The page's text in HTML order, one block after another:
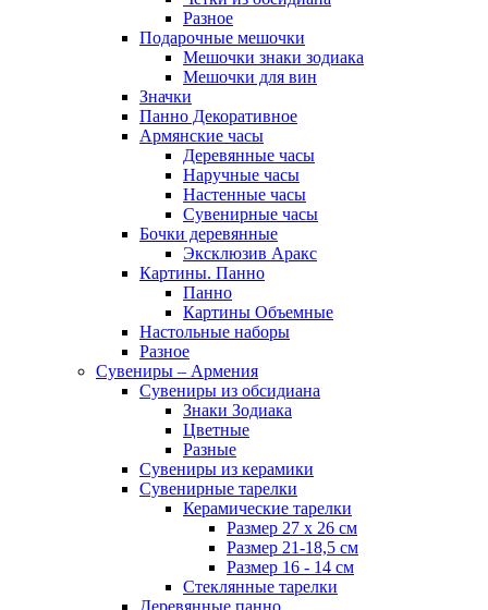
Разное
Подарочные мешочки
Мешочки знаки зодиака
Мешочки для вин
Значки
Панно Декоративное
Армянские часы
Деревянные часы
Наручные часы
Настенные часы
Сувенирные часы
Бочки деревянные
Эксклюзив Аракс
Картины. Панно
Панно
Картины Объемные
Настольные наборы
Разное
Сувениры – Армения
Сувениры из обсидиана
Знаки Зодиака
Цветные
Разные
Сувениры из керамики
Сувенирные тарелки
Керамические тарелки
Размер 27 х 26 см
Размер 21-18,5 см
Размер 16 - 14 см
Стеклянные тарелки
Деревянные панно